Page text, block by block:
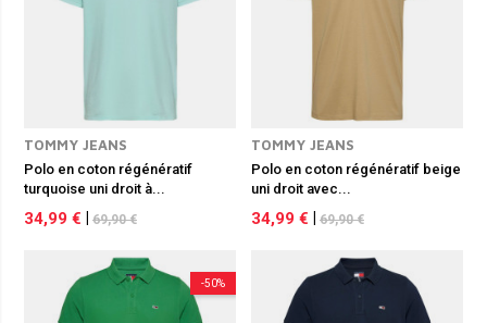
TOMMY JEANS
Polo en coton régénératif
turquoise uni droit à...
34,99 € 69,90 €
TOMMY JEANS
Polo en coton régénératif beige
uni droit avec...
34,99 € 69,90 €
-50%